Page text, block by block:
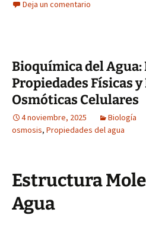
Deja un comentario
Bioquímica del
Propiedades Físicas
Osmóticas Celulares
4 noviembre, 2025 Biología
osmosis, Propiedades del agua
Estructura
Agua